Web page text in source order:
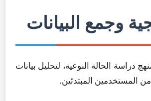
دراسة الحالة النوعية، لتحليل بيانات
من المستخدمين المبتدئين.